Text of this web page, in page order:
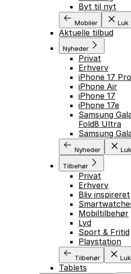
GÅ
Byt til nyt
Mobiler Luk
Aktuelle tilbud
Nyheder
Privat
Erhverv
iPhone 17
iPhone Air
iPhone 17
iPhone 17e
Samsung
Fold8 Ultra
Samsung
Nyheder Luk
Tilbehør
Privat
Erhverv
Bliv inspireret
Mobiltilbehør
Lyd
Sport & Fritid
Playstation
Tilbehør Luk
Tablets